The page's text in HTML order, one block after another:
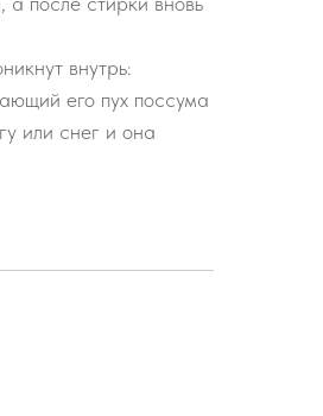
внутрь:
его пух поссума
или снег и она